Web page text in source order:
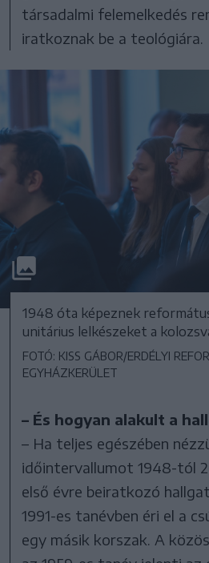
társadalmi felemelkedés
iratkoznak be a teológiára.
1948 óta képeznek
unitárius lelkészeket a
FOTÓ: KISS GÁBOR/ERDÉLYI
EGYHÁZKERÜLET
– És hogyan alakult a
– Ha teljes egészében
időintervallumot 1948-tól
első évre beiratkozó
1991-es tanévben éri el a
egy másik korszak. A